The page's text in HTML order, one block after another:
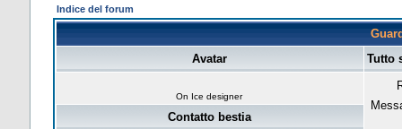
Indice del forum
Avatar
Tutto
On Ice designer
Contatto bestia